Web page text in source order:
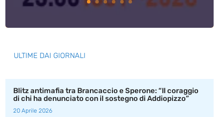
ULTIME DAI GIORNALI
Blitz antimafia tra Brancaccio e Sperone: “Il coraggio
di chi ha denunciato con il sostegno di Addiopizzo”
20 Aprile 2026